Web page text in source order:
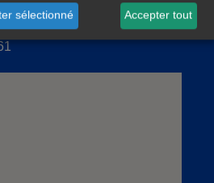
08015 Barcelona
sélectionné Accepter tout